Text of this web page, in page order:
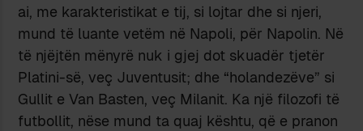
ai, me karakteristikat e tij, si lojtar dhe si njeri,
mund të luante vetëm në Napoli, për Napolin. Në
të njëjtën mënyrë nuk i gjej dot skuadër tjetër
Platini-së, veç Juventusit; dhe “holandezëve” si
Gullit e Van Basten, veç Milanit. Ka një filozofi të
futbollit, nëse mund ta quaj kështu, që e pranon